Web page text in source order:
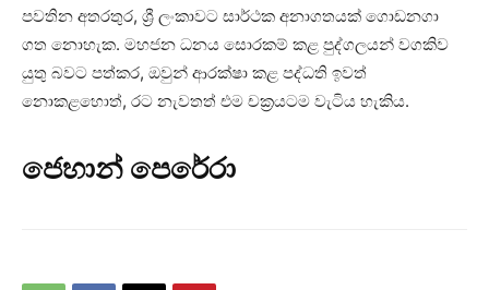
පවතින අතරතුර, ශ්‍රී ලංකාවට සාර්ථක අනාගතයක් ගොඩනගා
ගත නොහැක. මහජන ධනය සොරකම් කළ පුද්ගලයන් වගකිව
යුතු බවට පත්කර, ඔවුන් ආරක්ෂා කළ පද්ධති ඉවත්
නොකළහොත්, රට නැවතත් එම චක්‍රයටම වැටිය හැකිය.
ජෙහාන් පෙරේරා